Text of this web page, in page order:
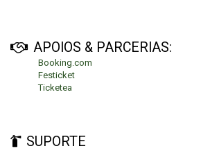
APOIOS & PARCERIAS:
Booking.com
Festicket
Ticketea
SUPORTE